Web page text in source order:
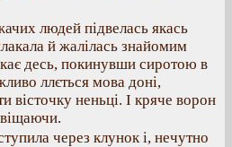
людей підвелась якась
й жалілась знайомим
десь, покинувши сиротою в
ллється мова доні,
вісточку неньці. І кряче ворон
через клунок і, нечутно